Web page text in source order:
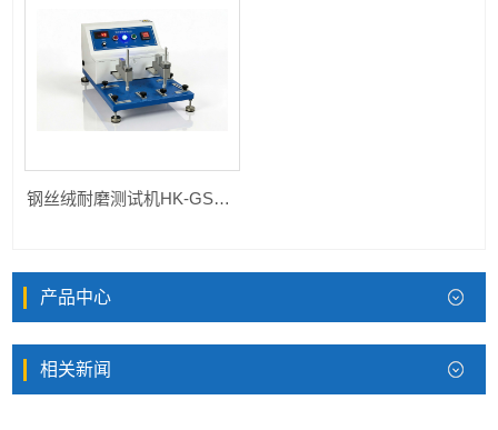
钢丝绒耐磨测试机HK-GSY-NM
产品中心
相关新闻